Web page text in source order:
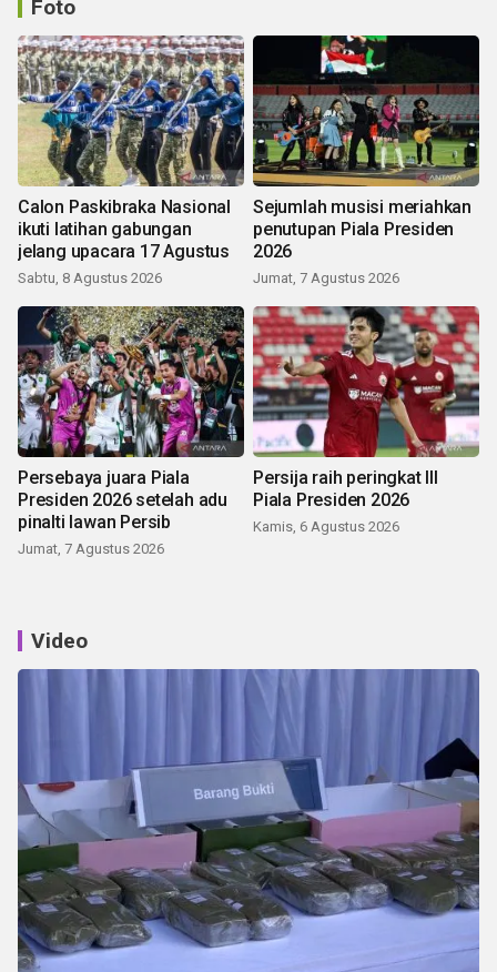
Foto
Calon Paskibraka Nasional
ikuti latihan gabungan
jelang upacara 17 Agustus
Sabtu, 8 Agustus 2026
Sejumlah musisi meriahkan
penutupan Piala Presiden
2026
Jumat, 7 Agustus 2026
Persebaya juara Piala
Presiden 2026 setelah adu
pinalti lawan Persib
Jumat, 7 Agustus 2026
Persija raih peringkat III
Piala Presiden 2026
Kamis, 6 Agustus 2026
Video